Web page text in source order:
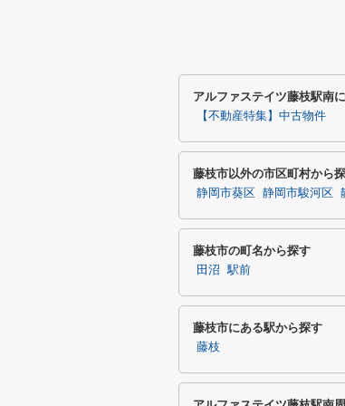
アルファステイツ藤枝駅南
【不動産特集】中古物件
藤枝市以外の市区町村から
静岡市葵区 静岡市駿河区
藤枝市の町名から探す
田沼 駅前
藤枝市にある駅から探す
藤枝